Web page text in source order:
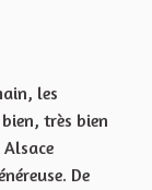
les
très bien
De